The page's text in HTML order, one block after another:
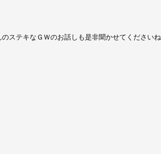
テキなＧＷのお話しも是非聞かせてくださいね